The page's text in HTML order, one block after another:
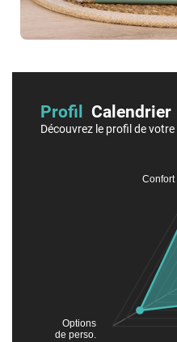
Profil Calendrier
Découvrez le profil de
Confort
Options
de perso.